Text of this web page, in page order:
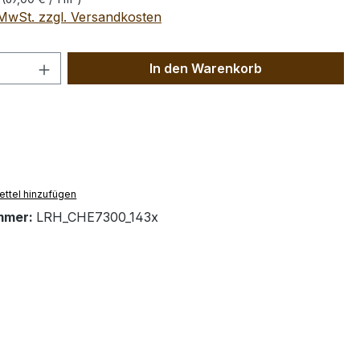
zzgl. Versandkosten
Anzahl: Gib den gewünschten Wert
In den Warenkorb
hinzufügen
LRH_CHE7300_143x